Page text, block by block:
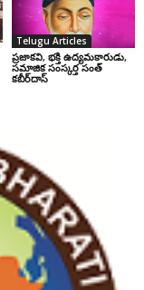
Telugu Articles
ప్రజాకవి, భక్తి ఉద్యమకారుడు,
సమాజిక సంస్కర్త సంత్‌
కబీర్‌దాస్‌